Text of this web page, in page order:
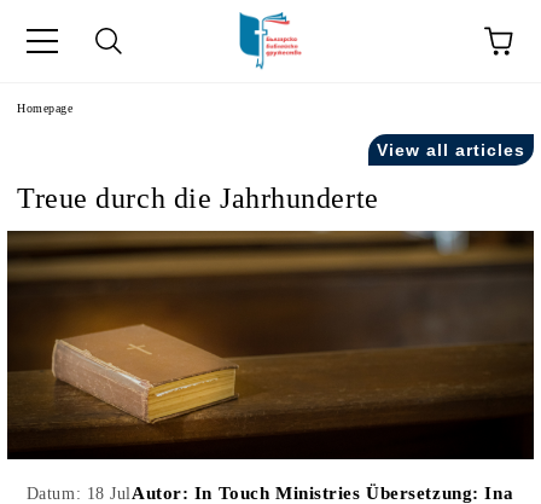
Homepage
View all articles
Treue durch die Jahrhunderte
Datum: 18 Jul Autor: In Touch Ministries Übersetzung: Ina